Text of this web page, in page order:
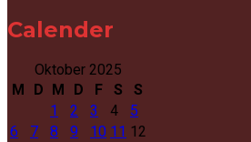
Calender
Oktober 2025
M
D M D F S
S
1
2 3 4
5
6
7 8 9 10 11 12